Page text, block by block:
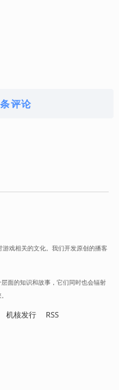
评论
戏相关的文化。我们开发原创的播客
面的知识和故事，它们同时也会辐射
机核发行 RSS